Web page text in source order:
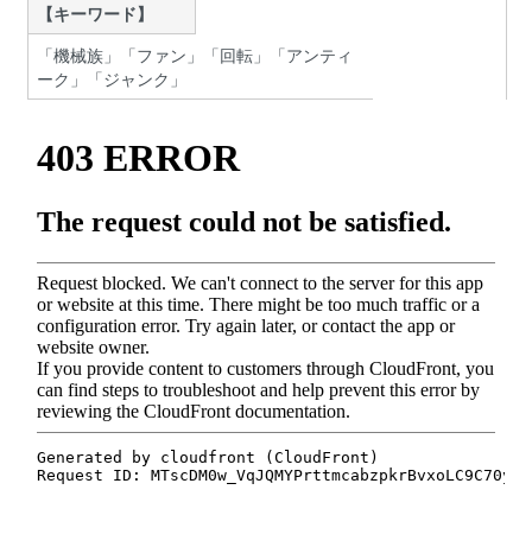
【キーワード】
「機械族」「ファン」「回転」「アンティ
ーク」「ジャンク」